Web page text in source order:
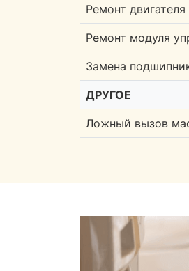
Ремонт двигателя
Ремонт модуля
Замена
ДРУГОЕ
Ложный вызов